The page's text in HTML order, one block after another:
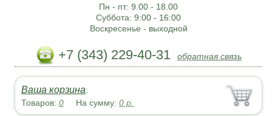
Пн - пт:9.00 - 18.00
Суббота:9:00 - 16:00
Воскресенье - выходной
+7 (343) 229-40-31 обратная связь
Ваша корзина:
Товаров:0 На сумму:0 р.